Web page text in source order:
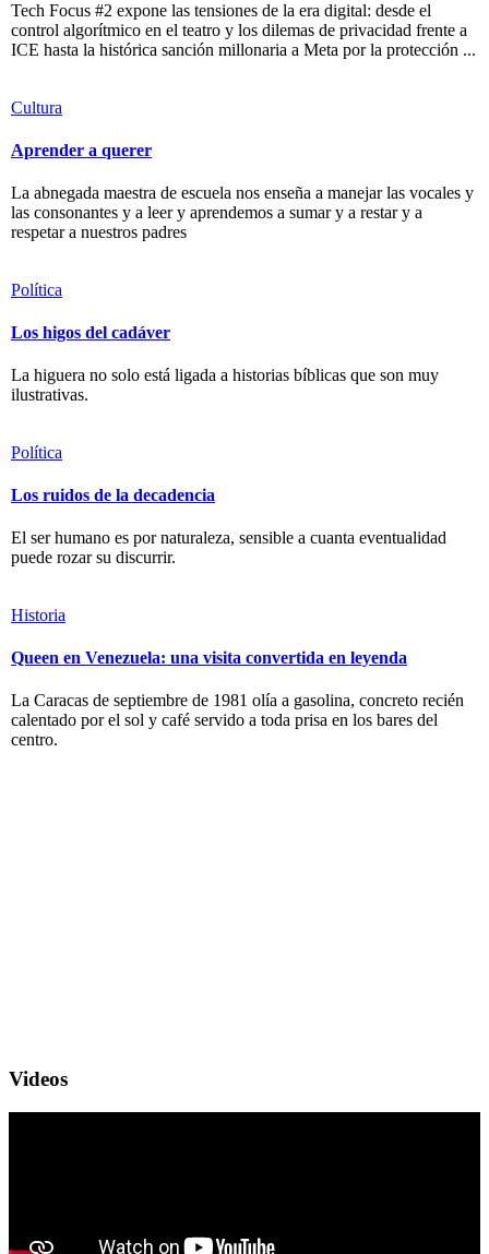
Tech Focus #2 expone las tensiones de la era digital: desde el
control algorítmico en el teatro y los dilemas de privacidad frente a
ICE hasta la histórica sanción millonaria a Meta por la protección ...
Cultura
Aprender a querer
La abnegada maestra de escuela nos enseña a manejar las vocales y
las consonantes y a leer y aprendemos a sumar y a restar y a
respetar a nuestros padres
Política
Los higos del cadáver
La higuera no solo está ligada a historias bíblicas que son muy
ilustrativas.
Política
Los ruidos de la decadencia
El ser humano es por naturaleza, sensible a cuanta eventualidad
puede rozar su discurrir.
Historia
Queen en Venezuela: una visita convertida en leyenda
La Caracas de septiembre de 1981 olía a gasolina, concreto recién
calentado por el sol y café servido a toda prisa en los bares del
centro.
Videos